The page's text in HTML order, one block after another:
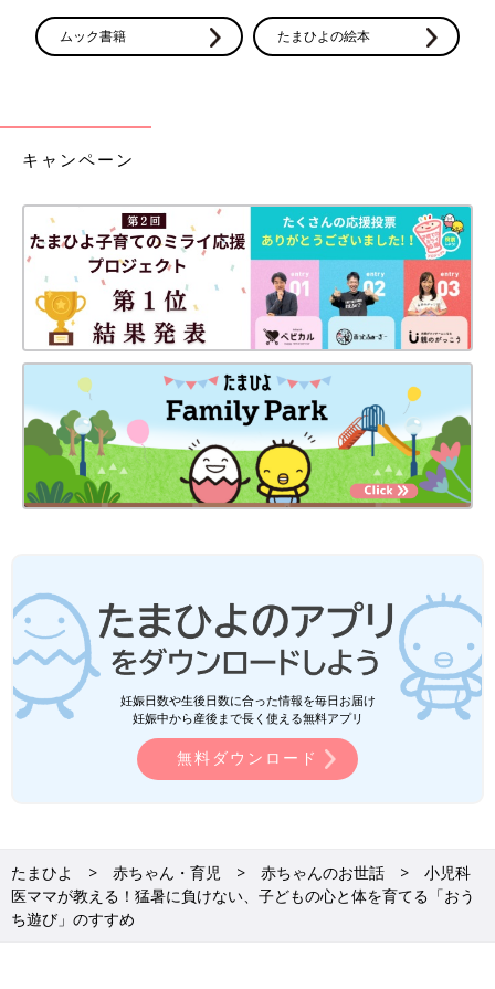
ムック書籍 たまひよの絵本
キャンペーン
妊娠日数や生後日数に合った情報を毎日お届け
妊娠中から産後まで長く使える無料アプリ
無料ダウンロード
たまひよ 赤ちゃん・育児 赤ちゃんのお世話
小児科
医ママが教える！猛暑に負けない、子どもの心と体を育てる「おう
ち遊び」のすすめ